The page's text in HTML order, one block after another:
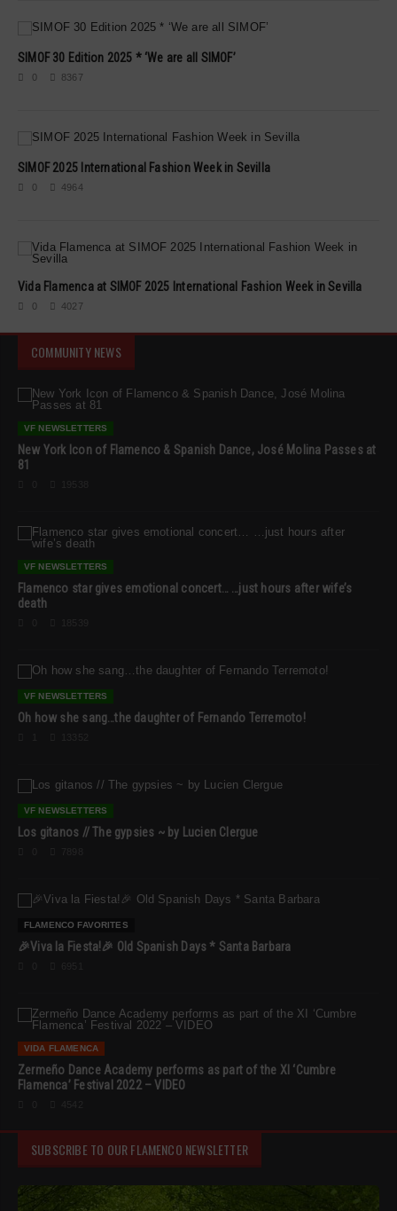
SIMOF 30 Edition 2025 * ‘We are all SIMOF’
0 8367
SIMOF 2025 International Fashion Week in Sevilla
0 4964
Vida Flamenca at SIMOF 2025 International Fashion Week in Sevilla
0 4027
COMMUNITY NEWS
VF NEWSLETTERS
New York Icon of Flamenco & Spanish Dance, José Molina Passes at
81
VF NEWSLETTERS
Flamenco star gives emotional concert… …just hours after wife’s
death
VF NEWSLETTERS
Oh how she sang…the daughter of Fernando Terremoto!
VF NEWSLETTERS
Los gitanos // The gypsies ~ by Lucien Clergue
FLAMENCO FAVORITES
🎉Viva la Fiesta!🎉 Old Spanish Days * Santa Barbara
VIDA FLAMENCA
Zermeño Dance Academy performs as part of the XI ‘Cumbre
Flamenca’ Festival 2022 – VIDEO
SUBSCRIBE TO OUR FLAMENCO NEWSLETTER